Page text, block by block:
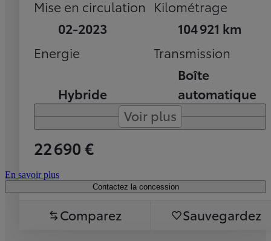
Mise en circulation
02-2023
Kilométrage
104 921 km
Energie
Hybride
Transmission
Boîte
automatique
Voir plus
22 690 €
En savoir plus
Contactez la concession
Comparez Sauvegardez